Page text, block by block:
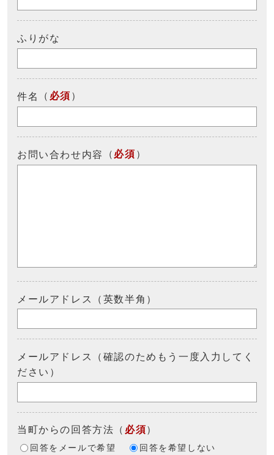
ふりがな
件名 （ 必須 ）
お問い合わせ内容 （ 必須 ）
メールアドレス（英数半角）
メールアドレス（確認のためもう一度入力してく
ださい）
当町からの回答方法 （ 必須）
回答をメールで希望 回答を希望しない